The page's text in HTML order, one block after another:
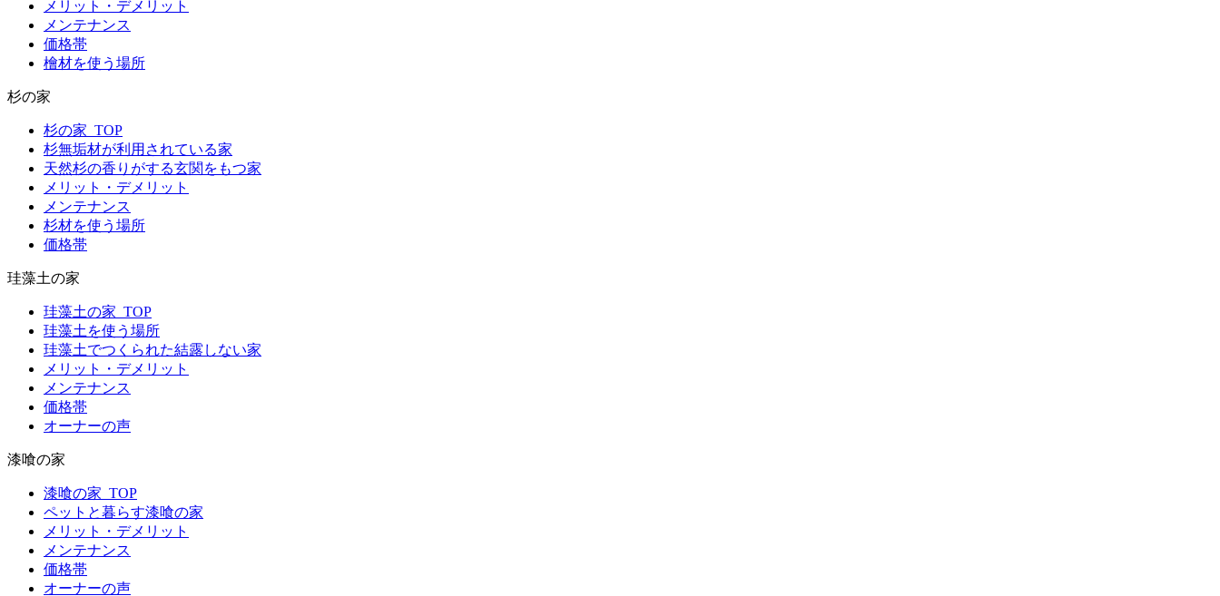
メリット・デメリット
メンテナンス
価格帯
檜材を使う場所
杉の家
杉の家_TOP
杉無垢材が利用されている家
天然杉の香りがする玄関をもつ家
メリット・デメリット
メンテナンス
杉材を使う場所
価格帯
珪藻土の家
珪藻土の家_TOP
珪藻土を使う場所
珪藻土でつくられた結露しない家
メリット・デメリット
メンテナンス
価格帯
オーナーの声
漆喰の家
漆喰の家_TOP
ペットと暮らす漆喰の家
メリット・デメリット
メンテナンス
価格帯
オーナーの声